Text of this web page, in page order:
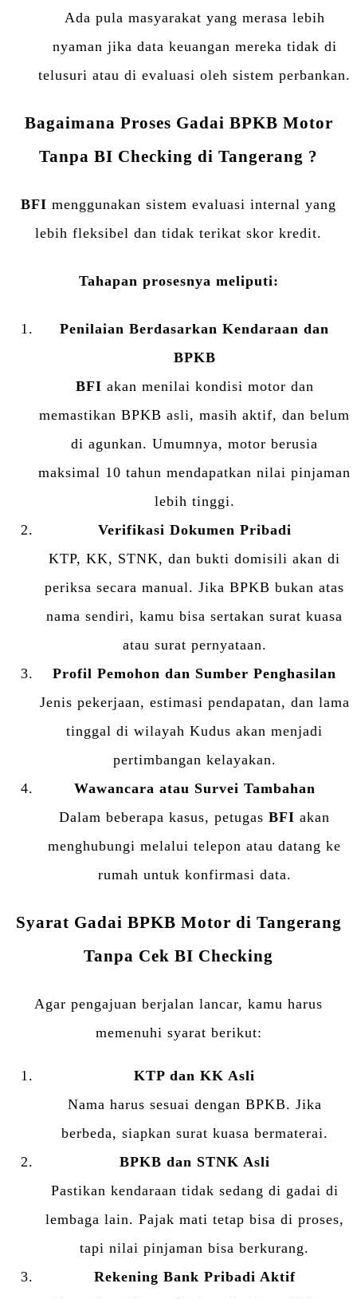
Ada pula masyarakat yang merasa lebih
nyaman jika data keuangan mereka tidak di
telusuri atau di evaluasi oleh sistem perbankan.
Bagaimana Proses Gadai BPKB Motor
Tanpa BI Checking di Tangerang ?
BFI menggunakan sistem evaluasi internal yang
lebih fleksibel dan tidak terikat skor kredit.
Tahapan prosesnya meliputi:
Penilaian Berdasarkan Kendaraan dan
BPKB
BFI akan menilai kondisi motor dan
memastikan BPKB asli, masih aktif, dan belum
di agunkan. Umumnya, motor berusia
maksimal 10 tahun mendapatkan nilai pinjaman
lebih tinggi.
Verifikasi Dokumen Pribadi
KTP, KK, STNK, dan bukti domisili akan di
periksa secara manual. Jika BPKB bukan atas
nama sendiri, kamu bisa sertakan surat kuasa
atau surat pernyataan.
Profil Pemohon dan Sumber Penghasilan
Jenis pekerjaan, estimasi pendapatan, dan lama
tinggal di wilayah Kudus akan menjadi
pertimbangan kelayakan.
Wawancara atau Survei Tambahan
Dalam beberapa kasus, petugas BFI akan
menghubungi melalui telepon atau datang ke
rumah untuk konfirmasi data.
Syarat Gadai BPKB Motor di Tangerang
Tanpa Cek BI Checking
Agar pengajuan berjalan lancar, kamu harus
memenuhi syarat berikut:
KTP dan KK Asli
Nama harus sesuai dengan BPKB. Jika
berbeda, siapkan surat kuasa bermaterai.
BPKB dan STNK Asli
Pastikan kendaraan tidak sedang di gadai di
lembaga lain. Pajak mati tetap bisa di proses,
tapi nilai pinjaman bisa berkurang.
Rekening Bank Pribadi Aktif